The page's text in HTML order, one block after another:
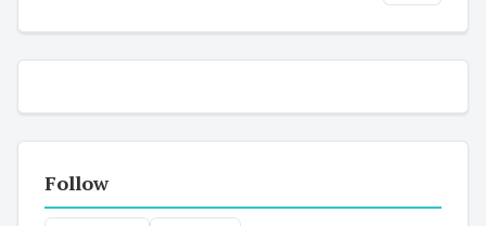
Follow